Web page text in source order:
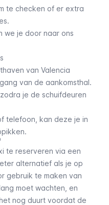
te checken of er extra
we je door naar ons
van Valencia
van de aankomsthal.
je de schuifdeuren
telefoon, kan deze je in
te reserveren via een
alternatief als je op
gebruik te maken van
moet wachten, en
nog duurt voordat de